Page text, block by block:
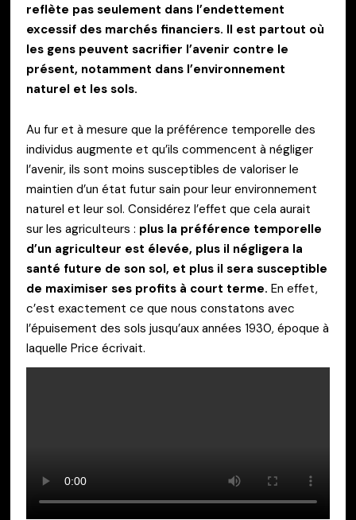
reflète pas seulement dans l’endettement
excessif des marchés financiers. Il est partout où
les gens peuvent sacrifier l’avenir contre le
présent, notamment dans l’environnement
naturel et les sols.
Au fur et à mesure que la préférence temporelle des
individus augmente et qu’ils commencent à négliger
l’avenir, ils sont moins susceptibles de valoriser le
maintien d’un état futur sain pour leur environnement
naturel et leur sol. Considérez l’effet que cela aurait
sur les agriculteurs : plus la préférence temporelle
d’un agriculteur est élevée, plus il négligera la
santé future de son sol, et plus il sera susceptible
de maximiser ses profits à court terme. En effet,
c’est exactement ce que nous constatons avec
l’épuisement des sols jusqu’aux années 1930, époque à
laquelle Price écrivait.